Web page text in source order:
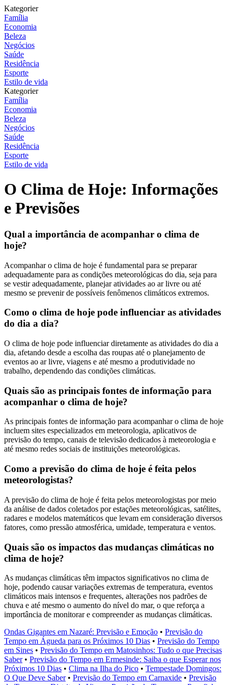
Kategorier
Família
Economia
Beleza
Negócios
Saúde
Residência
Esporte
Estilo de vida
Kategorier
Família
Economia
Beleza
Negócios
Saúde
Residência
Esporte
Estilo de vida
O Clima de Hoje: Informações
e Previsões
Qual a importância de acompanhar o clima de
hoje?
Acompanhar o clima de hoje é fundamental para se preparar
adequadamente para as condições meteorológicas do dia, seja para
se vestir adequadamente, planejar atividades ao ar livre ou até
mesmo se prevenir de possíveis fenômenos climáticos extremos.
Como o clima de hoje pode influenciar as atividades
do dia a dia?
O clima de hoje pode influenciar diretamente as atividades do dia a
dia, afetando desde a escolha das roupas até o planejamento de
eventos ao ar livre, viagens e até mesmo a produtividade no
trabalho, dependendo das condições climáticas.
Quais são as principais fontes de informação para
acompanhar o clima de hoje?
As principais fontes de informação para acompanhar o clima de hoje
incluem sites especializados em meteorologia, aplicativos de
previsão do tempo, canais de televisão dedicados à meteorologia e
até mesmo redes sociais de instituições meteorológicas.
Como a previsão do clima de hoje é feita pelos
meteorologistas?
A previsão do clima de hoje é feita pelos meteorologistas por meio
da análise de dados coletados por estações meteorológicas, satélites,
radares e modelos matemáticos que levam em consideração diversos
fatores, como pressão atmosférica, umidade, temperatura e ventos.
Quais são os impactos das mudanças climáticas no
clima de hoje?
As mudanças climáticas têm impactos significativos no clima de
hoje, podendo causar variações extremas de temperatura, eventos
climáticos mais intensos e frequentes, alterações nos padrões de
chuva e até mesmo o aumento do nível do mar, o que reforça a
importância de monitorar e compreender as mudanças climáticas.
Ondas Gigantes em Nazaré: Previsão e Emoção • Previsão do
Tempo em Águeda para os Próximos 10 Dias • Previsão do Tempo
em Sines • Previsão do Tempo em Matosinhos: Tudo o que Precisas
Saber• Previsão do Tempo em Ermesinde: Saiba o que Esperar nos
Próximos 10 Dias • Clima na Ilha do Pico • Tempestade Domingos:
O Que Deve Saber• Previsão do Tempo em Carnaxide • Previsão